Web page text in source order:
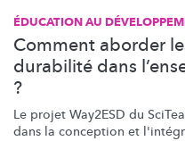
ÉDUCATION AU
Comment aborder
durabilité dans
?
Le projet Way2ESD du
dans la conception et